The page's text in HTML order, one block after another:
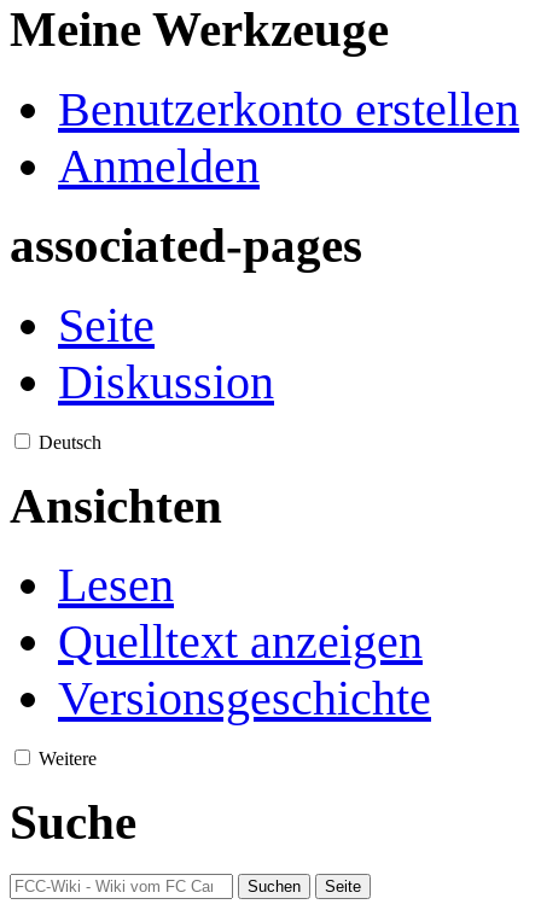
Meine Werkzeuge
Benutzerkonto erstellen
Anmelden
associated-pages
Seite
Diskussion
Deutsch
Ansichten
Lesen
Quelltext anzeigen
Versionsgeschichte
Weitere
Suche